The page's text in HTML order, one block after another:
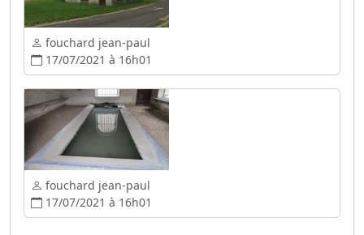
fouchard jean-paul
17/07/2021 à 16h01
fouchard jean-paul
17/07/2021 à 16h01